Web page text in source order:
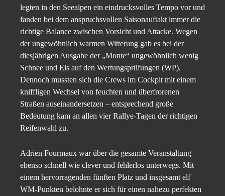
legten in den Seealpen ein eindrucksvolles Tempo vor und
fanden bei dem anspruchsvollen Saisonauftakt immer die
richtige Balance zwischen Vorsicht und Attacke. Wegen
der ungewöhnlich warmen Witterung gab es bei der
diesjährigen Ausgabe der „Monte“ ungewöhnlich wenig
Schnee und Eis auf den Wertungsprüfungen (WP).
Dennoch mussten sich die Crews im Cockpit mit einem
kniffligen Wechsel von feuchten und überfrorenen
Straßen auseinandersetzen – entsprechend große
Bedeutung kam an allen vier Rallye-Tagen der richtigen
Reifenwahl zu.
Adrien Fourmaux war über die gesamte Veranstaltung
ebenso schnell wie clever und fehlerlos unterwegs. Mit
einem hervorragenden fünften Platz und insgesamt elf
WM-Punkten belohnte er sich für einen nahezu perfekten